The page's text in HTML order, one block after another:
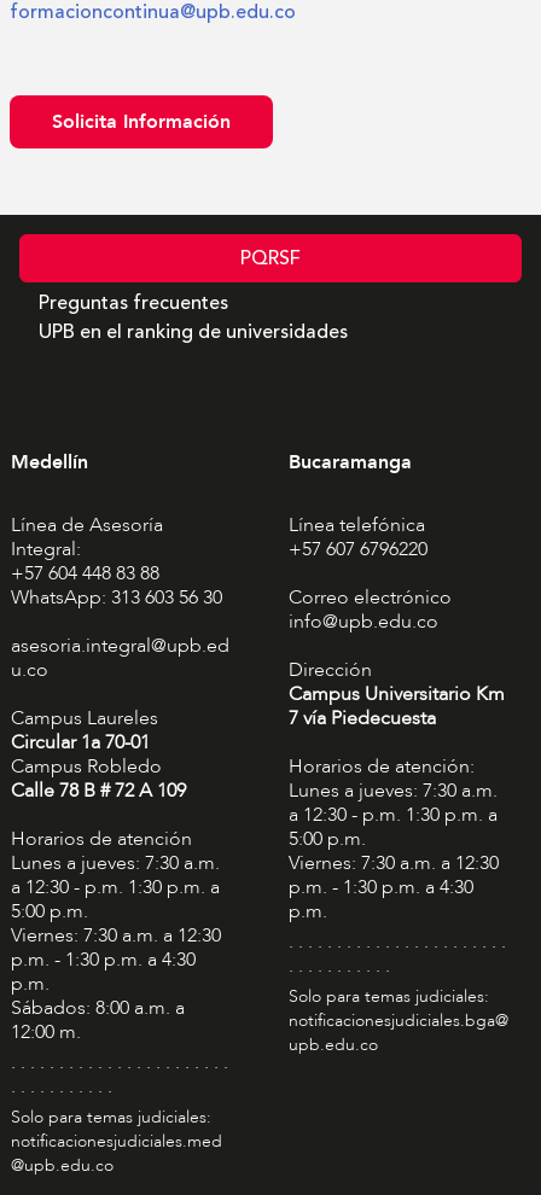
formacioncontinua@upb.edu.co
Solicita Información
PQRSF
Preguntas frecuentes
UPB en el ranking de universidades
Medellín
Línea de Asesoría
Integral:
+57 604 448 83 88
WhatsApp: 313 603 56 30
asesoria.integral@upb.ed
u.co
Campus Laureles
Circular 1a 70-01
Campus Robledo
Calle 78 B # 72 A 109
Horarios de atención
Lunes a jueves: 7:30 a.m.
a 12:30 - p.m. 1:30 p.m. a
5:00 p.m.
Viernes: 7:30 a.m. a 12:30
p.m. - 1:30 p.m. a 4:30
p.m.
Sábados: 8:00 a.m. a
12:00 m.
. . . . . . . . . . . . . . . . . . . . . . .
. . . . . . . . . . .
Solo para temas judiciales:
notificacionesjudiciales.med
@upb.edu.co
Bucaramanga
Línea telefónica
+57 607 6796220
Correo electrónico
info@upb.edu.co
Dirección
Campus Universitario Km
7 vía Piedecuesta
Horarios de atención:
Lunes a jueves: 7:30 a.m.
a 12:30 - p.m. 1:30 p.m. a
5:00 p.m.
Viernes: 7:30 a.m. a 12:30
p.m. - 1:30 p.m. a 4:30
p.m.
. . . . . . . . . . . . . . . . . . . . . . .
. . . . . . . . . . .
Solo para temas judiciales:
notificacionesjudiciales.bga@
upb.edu.co